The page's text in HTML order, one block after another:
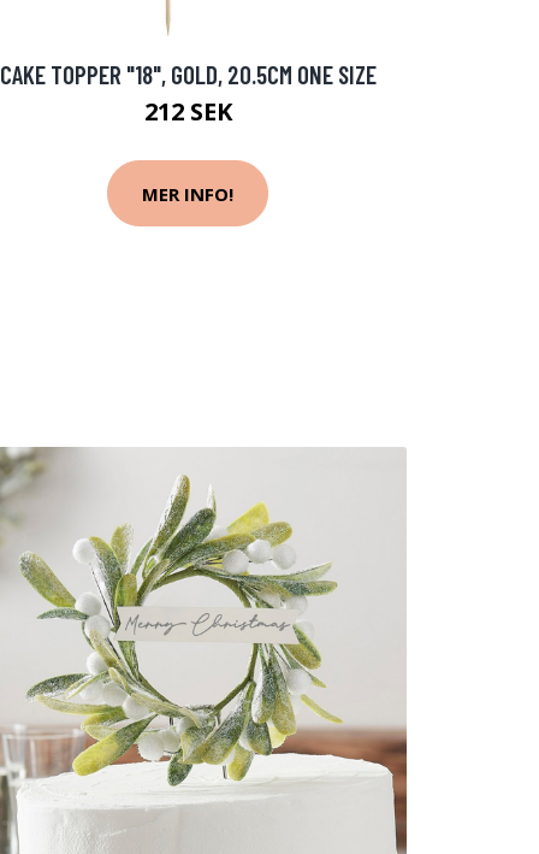
CAKE TOPPER "18", GOLD, 20.5CM ONE SIZE
212 SEK
MER INFO!